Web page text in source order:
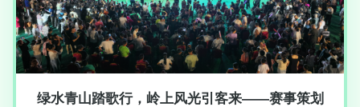
绿水青山踏歌行，岭上风光引客来——赛事策划